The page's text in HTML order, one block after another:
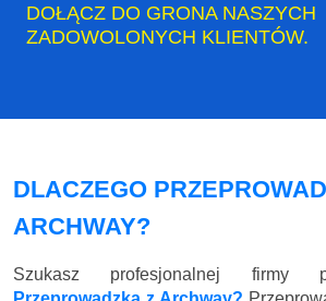
DOŁĄCZ DO GRONA NASZYCH
ZADOWOLONYCH KLIENTÓW.
DLACZEGO
ARCHWAY?
Szukasz profesjonalnej firmy